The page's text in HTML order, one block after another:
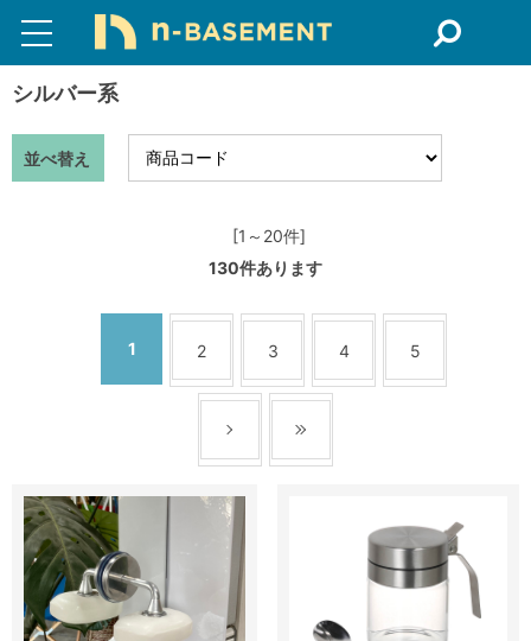
シルバー系
並べ替え
[1～20件]
130件あります
1 2 3 4 5